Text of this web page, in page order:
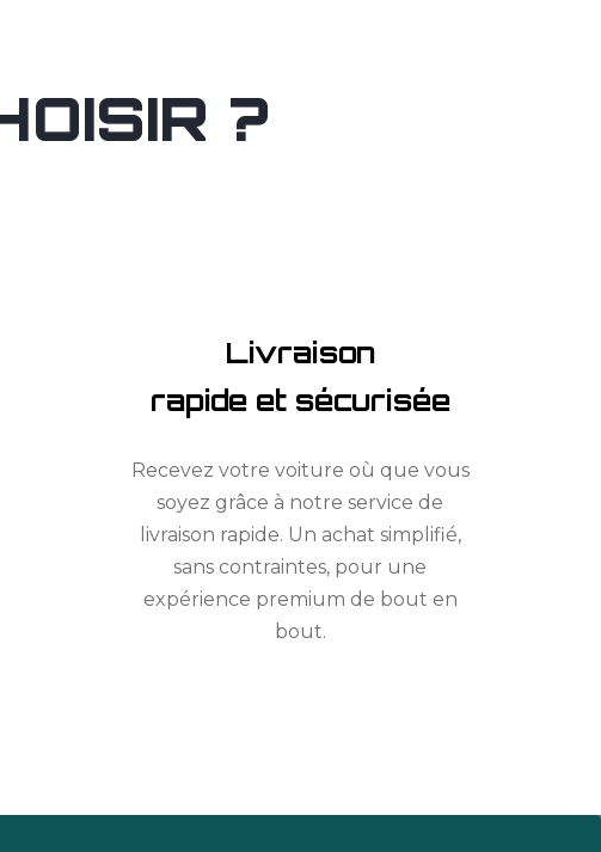
?
Livraison
rapide et sécurisée
Recevez votre voiture où que vous
soyez grâce à notre service de
livraison rapide. Un achat simplifié,
sans contraintes, pour une
expérience premium de bout en
bout.